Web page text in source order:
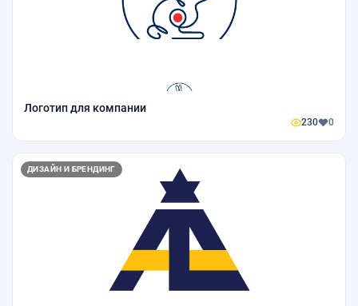
Логотип для компании
230 0
ДИЗАЙН И БРЕНДИНГ